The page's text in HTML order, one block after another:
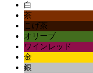
白
茶
こげ茶
オリーブ
ワインレッド
金
銀